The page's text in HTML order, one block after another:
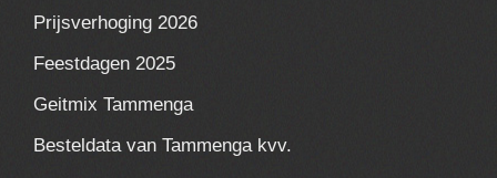
Prijsverhoging 2026
Feestdagen 2025
Geitmix Tammenga
Besteldata van Tammenga kvv.